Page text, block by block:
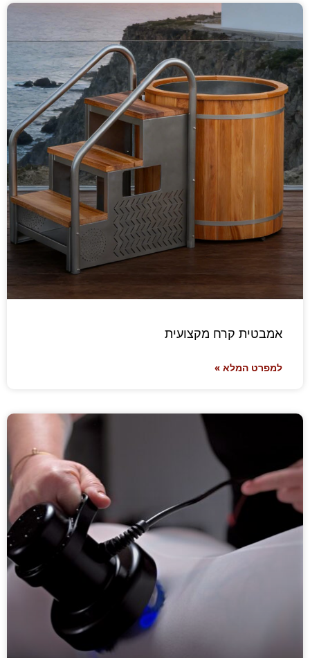
אמבטית קרח מקצועית
למפרט המלא »